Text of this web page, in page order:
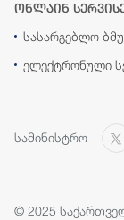
ონლაინ
სასარგებლო
ელექტრონული
სამინისტრო
© 2025